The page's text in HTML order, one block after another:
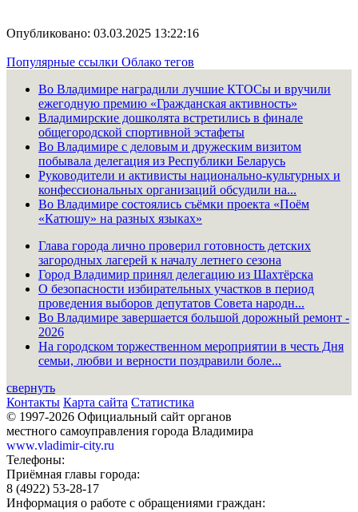
Опубликовано: 03.03.2025 13:22:16
Популярные ссылки Облако тегов
Во Владимире наградили лучшие КТОСы и вручили
ежегодную премию «Гражданская активность»
Владимирские дошколята встретились в финале
общегородской спортивной эстафеты
Во Владимире с деловым и дружеским визитом
побывала делегация из Республики Беларусь
Руководители и активисты национально-культурных и
конфессиональных организаций обсудили на...
Во Владимире состоялись съёмки проекта «Поём
«Катюшу» на разных языках»
Глава города лично проверил готовность детских
загородных лагерей к началу летнего сезона
Город Владимир принял делегацию из Шахтёрска
О безопасности избирательных участков в период
проведения выборов депутатов Совета народн...
Во Владимире завершается большой дорожный ремонт -
2026
На городском торжественном мероприятии в честь Дня
семьи, любви и верности поздравили боле...
свернуть
Контакты Карта сайта Статистика
© 1997-2026 Официальный сайт органов
местного самоуправления города Владимира
www.vladimir-city.ru
Телефоны:
Приёмная главы города:
8 (4922) 53-28-17
Информация о работе с обращениями граждан: